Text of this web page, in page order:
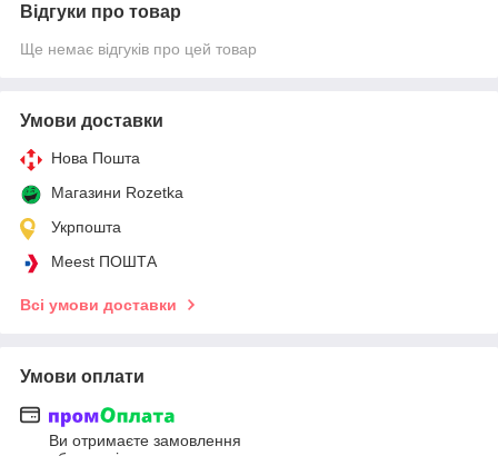
Відгуки про товар
Ще немає відгуків про цей товар
Умови доставки
Нова Пошта
Магазини Rozetka
Укрпошта
Meest ПОШТА
Всі умови доставки
Умови оплати
Ви отримаєте замовлення